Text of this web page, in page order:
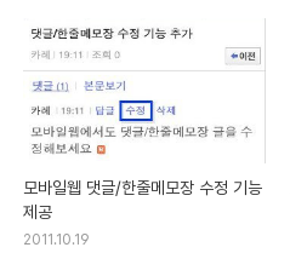
모바일웹 댓글/한줄메모장 수정 기능
제공
2011.10.19